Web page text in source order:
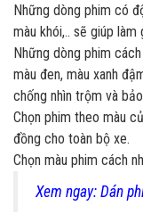
Những dòng phim có
màu khói,.. sẽ giúp
Những dòng phim
màu đen, màu xanh
chống nhìn trộm và
Chọn phim theo màu
đồng cho toàn bộ xe.
Chọn màu phim cách
Xem ngay: Dán